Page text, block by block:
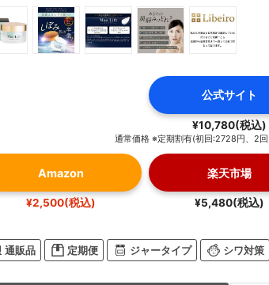
公式サイト
¥10,780(税込)
通常価格 ※定期割有(初回:2728円、2
Amazon
¥2,500(税込)
楽天市場
¥5,480(税込)
通販品 定期便 ジャータイプ シワ対策